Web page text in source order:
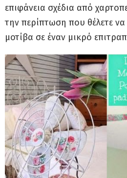
επιφάνεια σχέδια από
την περίπτωση που θέλετε
μοτίβα σε έναν μικρό